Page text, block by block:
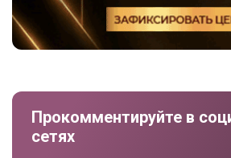
Прокомментируйте в
сетях